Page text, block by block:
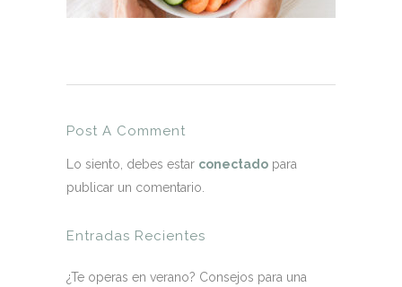
Post A Comment
Lo siento, debes estar conectado para
publicar un comentario.
Entradas Recientes
¿Te operas en verano? Consejos para una